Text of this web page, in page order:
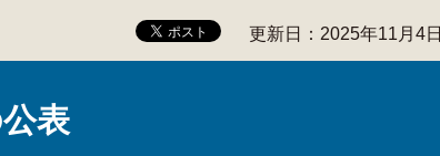
更新日：2025年11月4日
表